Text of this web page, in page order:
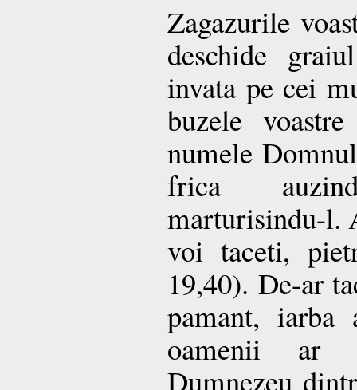
Zagazurile
deschide
invata pe cei
buzele
numele
frica auzind
marturisindu-l.
voi taceti,
19,40). De-ar
pamant, iarba
oamenii ar
Dumnezeu